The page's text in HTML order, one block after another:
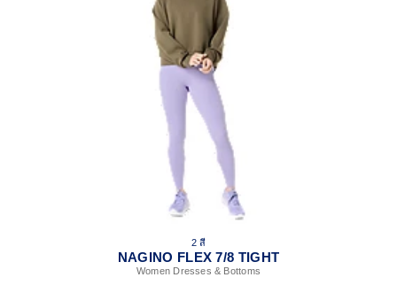
2 สี
NAGINO FLEX 7/8 TIGHT
Women Dresses & Bottoms